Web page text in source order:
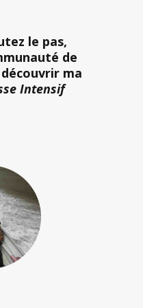
le pas,
de
ma
Intensif